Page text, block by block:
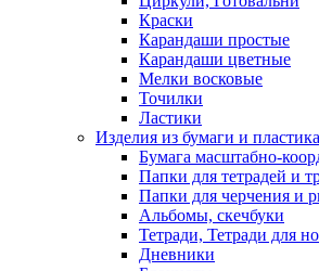
Краски
Карандаши простые
Карандаши цветные
Мелки восковые
Точилки
Ластики
Изделия из бумаги и пластика
Бумага масштабно-
Папки для тетрадей и
Папки для черчения и
Альбомы, скечбуки
Тетради, Тетради для
Дневники